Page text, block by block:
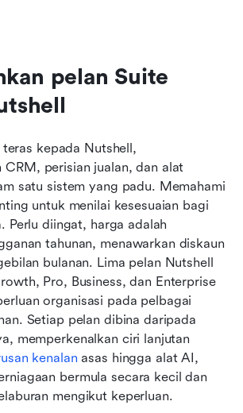
pelan Suite
teras kepada Nutshell,
CRM, perisian jualan, dan alat
satu sistem yang padu. Memahami
untuk menilai kesesuaian bagi
Perlu diingat, harga adalah
tahunan, menawarkan diskaun
bulanan. Lima pelan Nutshell
Pro, Business, dan Enterprise
organisasi pada pelbagai
Setiap pelan dibina daripada
memperkenalkan ciri lanjutan
kenalan asas hingga alat AI,
bermula secara kecil dan
mengikut keperluan.